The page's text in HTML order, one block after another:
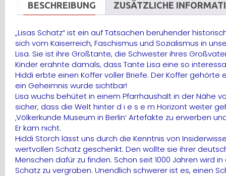
BESCHREIBUNG ZUSÄTZLICHE
„Lisas Schatz“ ist ein auf Tatsachen beruhender
sich vom Kaiserreich, Faschismus und Sozialismus in
Lisa. Sie ist ihre Großtante, die Schwester ihres
Kinder erahnte damals, dass Tante Lisa eine so
Hiddi erbte einen Koffer voller Briefe. Der Koffer gehörte
ein Geheimnis wurde sichtbar!
Lisa wuchs behütet in einem Pfarrhaushalt in der Nähe
sicher, dass die Welt hinter d i e s e m Horizont weiter
‚Völkerkunde Museum in Berlin‘ Artefakte zu erwerben
Er kam nicht.
Hiddi Storch lässt uns durch die Kenntnis von
wertvollen Schatz geschenkt. Den wollte sie ihrer
Menschen dafür zu finden. Schon seit 1000 Jahren wird
Schatz zu vergraben. Unendlich schwerer ist es, einen